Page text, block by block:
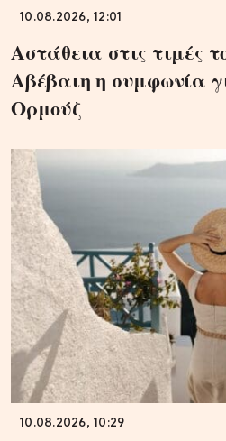
10.08.2026, 12:01
Αστάθεια στις τιμές
Αβέβαιη η συμφωνία
Ορμούζ
10.08.2026, 10:29